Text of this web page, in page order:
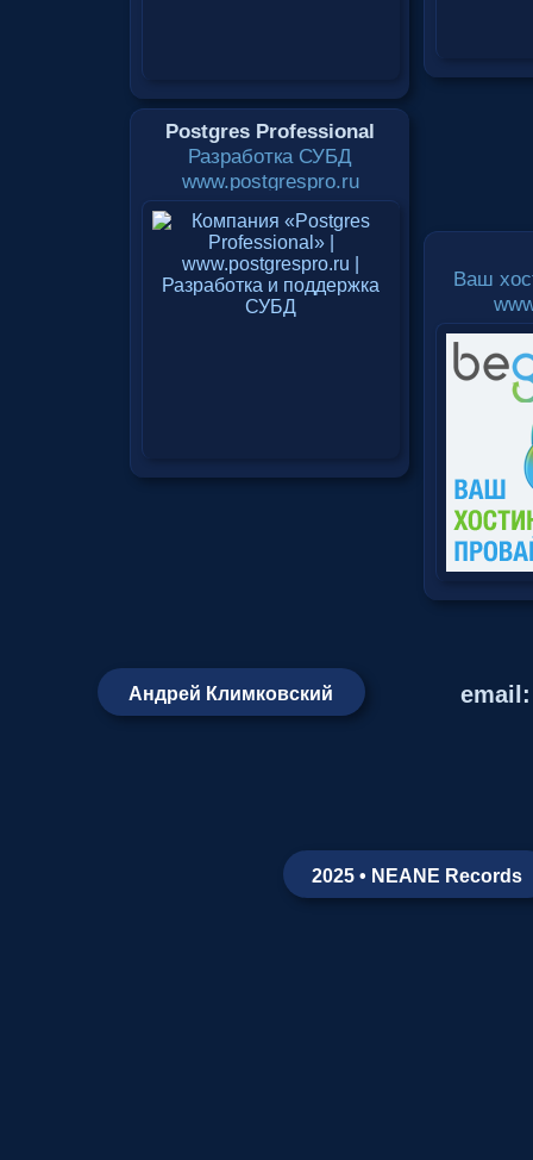
Postgres Professional
Разработка СУБД
www.postgrespro.ru
Ваш
Андрей Климковский
2025 • NEANE Records